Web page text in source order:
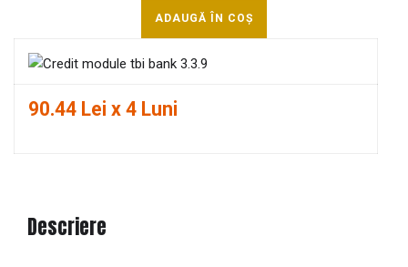
ADAUGĂ ÎN COȘ
90.44 Lei x 4 Luni
Descriere